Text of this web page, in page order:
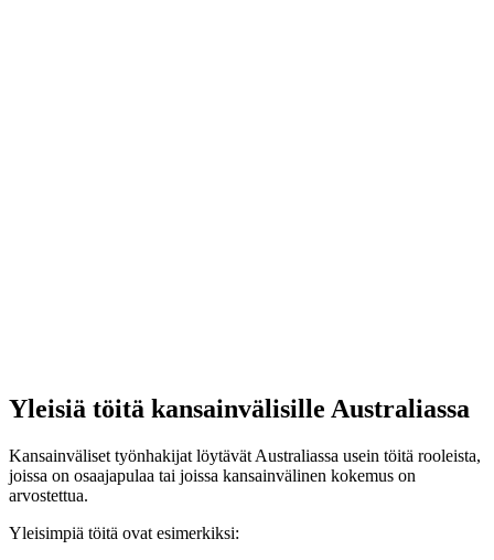
Yleisiä töitä kansainvälisille Australiassa
Kansainväliset työnhakijat löytävät Australiassa usein töitä rooleista,
joissa on osaajapulaa tai joissa kansainvälinen kokemus on
arvostettua.
Yleisimpiä töitä ovat esimerkiksi: